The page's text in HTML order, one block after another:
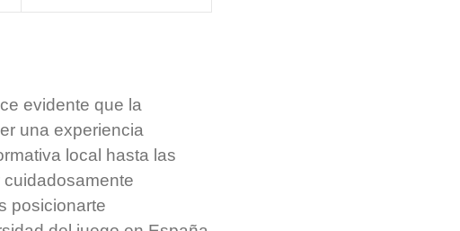
evidente que la
una experiencia
local hasta las
posicionarte